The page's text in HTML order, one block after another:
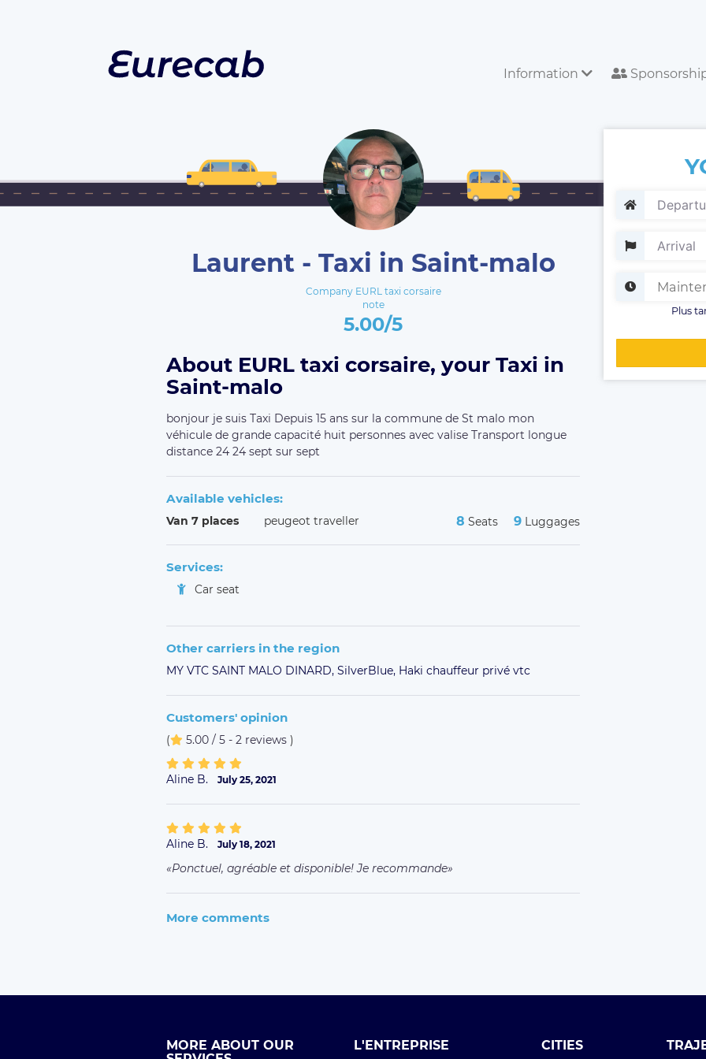
Information
Laurent - Taxi in Saint-malo
Company EURL taxi corsaire
note
5.00/5
Plus
About EURL taxi corsaire, your Taxi in
Saint-malo
bonjour je suis Taxi Depuis 15 ans sur la commune de St malo mon
véhicule de grande capacité huit personnes avec valise Transport longue
distance 24 24 sept sur sept
Available vehicles:
Van 7 places peugeot traveller 8 Seats 9 Luggages
Services:
Car seat
Other carriers in the region
MY VTC SAINT MALO DINARD, SilverBlue, Haki chauffeur privé vtc
Customers' opinion
( 5.00 / 5 - 2 reviews )
Aline B. July 25, 2021
Aline B. July 18, 2021
Ponctuel, agréable et disponible! Je recommande
More comments
MORE ABOUT OUR
L'ENTREPRISE CITIES